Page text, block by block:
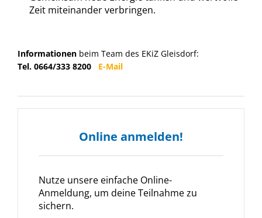
Zeit miteinander verbringen.
Informationen beim Team des EKiZ Gleisdorf:
Tel. 0664/333 8200 E-Mail
Online anmelden!
Nutze unsere einfache Online-
Anmeldung, um deine Teilnahme zu
sichern.